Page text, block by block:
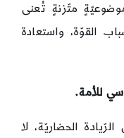
متّزنةٍ تُعنى
القوّة، واستعادة
للأمة.
الحضاريّة، لا